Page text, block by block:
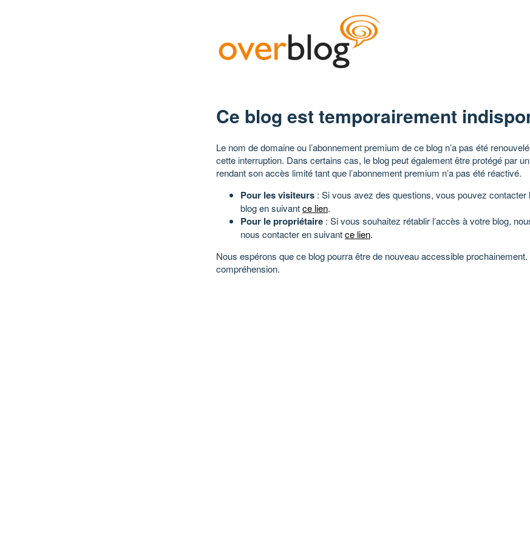
Ce blog est temporairement
Le nom de domaine ou l’abonnement premium de ce blog n’a pas été
cette interruption. Dans certains cas, le blog peut également être protégé par
rendant son accès limité tant que l’abonnement premium n’a pas été réactivé.
Pour les visiteurs : Si vous avez des questions, vous pouvez contacter
blog en suivantce lien.
Pour le propriétaire : Si vous souhaitez rétablir l’accès à votre blog,
nous contacter en suivantce lien.
Nous espérons que ce blog pourra être de nouveau accessible
compréhension.